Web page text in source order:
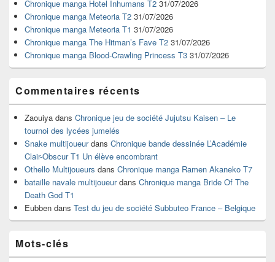
pour
barre
latérale
Chronique manga Hotel Inhumans T2 31/07/2026
Chronique manga Meteoria T2 31/07/2026
Chronique manga Meteoria T1 31/07/2026
Chronique manga The Hitman’s Fave T2 31/07/2026
Chronique manga Blood-Crawling Princess T3 31/07/2026
Commentaires récents
Zaouiya dans Chronique jeu de société Jujutsu Kaisen – Le
tournoi des lycées jumelés
Snake multijoueurdans Chronique bande dessinée L’Académie
Clair-Obscur T1 Un élève encombrant
Othello Multijoueurs dans Chronique manga Ramen Akaneko T7
bataille navale multijoueurdans Chronique manga Bride Of The
Death God T1
Eubben dans Test du jeu de société Subbuteo France – Belgique
Mots-clés